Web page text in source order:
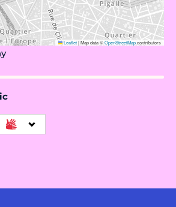
Leaflet|Map data ©OpenStreetMapcontributors